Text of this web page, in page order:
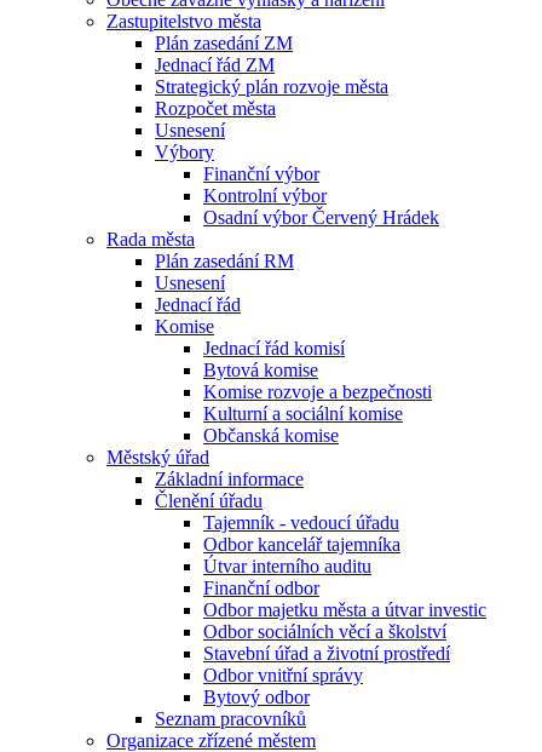
Zastupitelstvo města
Plán zasedání ZM
Jednací řád ZM
Strategický plán rozvoje města
Rozpočet města
Usnesení
Výbory
Finanční výbor
Kontrolní výbor
Osadní výbor Červený Hrádek
Rada města
Plán zasedání RM
Usnesení
Jednací řád
Komise
Jednací řád komisí
Bytová komise
Komise rozvoje a bezpečnosti
Kulturní a sociální komise
Občanská komise
Městský úřad
Základní informace
Členění úřadu
Tajemník - vedoucí úřadu
Odbor kancelář tajemníka
Útvar interního auditu
Finanční odbor
Odbor majetku města a útvar investic
Odbor sociálních věcí a školství
Stavební úřad a životní prostředí
Odbor vnitřní správy
Bytový odbor
Seznam pracovníků
Organizace zřízené městem